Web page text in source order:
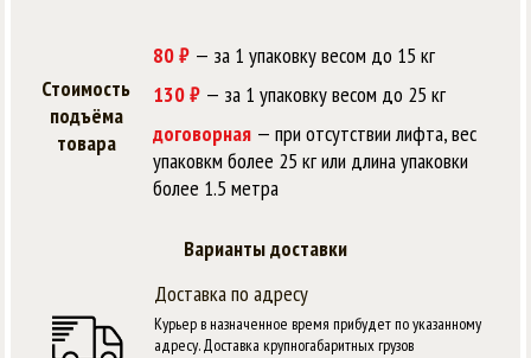
Стоимость
подъёма
товара
80 ₽— за 1 упаковку весом до 15 кг
130 ₽— за 1 упаковку весом до 25 кг
договорная— при отсутствии лифта, вес
упаковкм более 25 кг или длина упаковки
более 1.5 метра
Варианты доставки
Доставка по адресу
Курьер в назначенное время прибудет по указанному
адресу. Доставка крупногабаритных грузов